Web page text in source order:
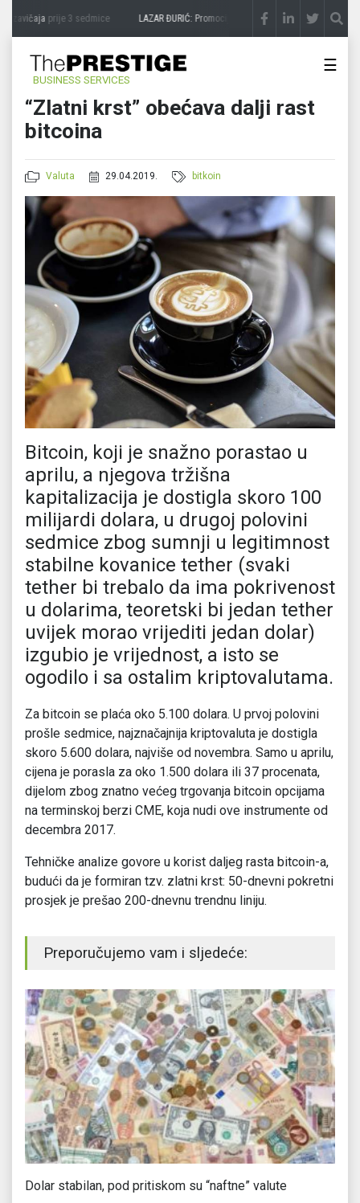
zavičajaprije 3 sedmice LAZAR ĐURIĆ: Promocija potencijal pretvara u destinaciju
BUSINESS SERVICES
☰
“Zlatni krst” obećava dalji rast
bitcoina
Valuta 29.04.2019. bitkoin
Bitcoin, koji je snažno porastao u
aprilu, a njegova tržišna
kapitalizacija je dostigla skoro 100
milijardi dolara, u drugoj polovini
sedmice zbog sumnji u legitimnost
stabilne kovanice tether (svaki
tether bi trebalo da ima pokrivenost
u dolarima, teoretski bi jedan tether
uvijek morao vrijediti jedan dolar)
izgubio je vrijednost, a isto se
ogodilo i sa ostalim kriptovalutama.
Za bitcoin se plaća oko 5.100 dolara. U prvoj polovini
prošle sedmice, najznačajnija kriptovaluta je dostigla
skoro 5.600 dolara, najviše od novembra. Samo u aprilu,
cijena je porasla za oko 1.500 dolara ili 37 procenata,
dijelom zbog znatno većeg trgovanja bitcoin opcijama
na terminskoj berzi CME, koja nudi ove instrumente od
decembra 2017.
Tehničke analize govore u korist daljeg rasta bitcoin-a,
budući da je formiran tzv. zlatni krst: 50-dnevni pokretni
prosjek je prešao 200-dnevnu trendnu liniju.
Preporučujemo vam i sljedeće:
Dolar stabilan, pod pritiskom su “naftne” valute